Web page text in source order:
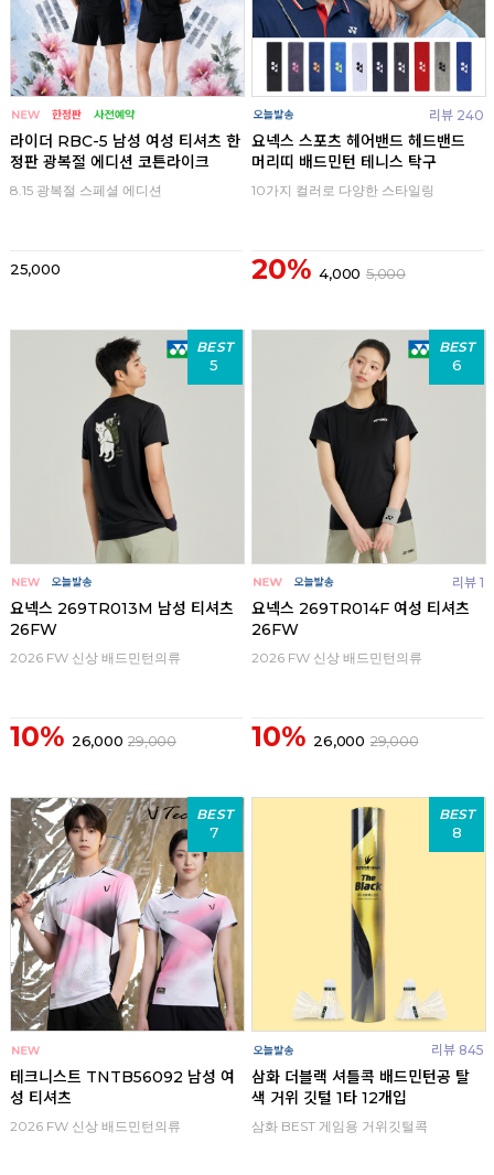
라이더 RBC-5 남성 여성 티셔츠 한
정판 광복절 에디션 코튼라이크
8.15 광복절 스페셜 에디션
25,000
리뷰 240
요넥스 스포츠 헤어밴드 헤드밴드
머리띠 배드민턴 테니스 탁구
10가지 컬러로 다양한 스타일링
20% 4,000 5,000
BEST
5
요넥스 269TR013M 남성 티셔츠
26FW
2026 FW 신상 배드민턴의류
10% 26,000 29,000
BEST
6
리뷰 1
요넥스 269TR014F 여성 티셔츠
26FW
2026 FW 신상 배드민턴의류
10% 26,000 29,000
BEST
7
테크니스트 TNTB56092 남성 여
성 티셔츠
2026 FW 신상 배드민턴의류
BEST
8
리뷰 845
삼화 더블랙 셔틀콕 배드민턴공 탈
색 거위 깃털 1타 12개입
삼화 BEST 게임용 거위깃털콕